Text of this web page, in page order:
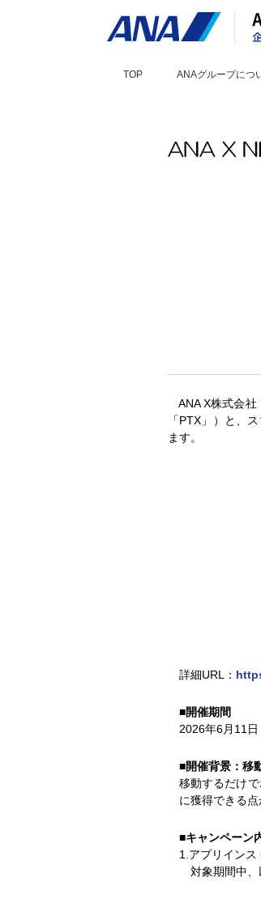
TOP ANAグループにつ
ANA X株式会社
「PTX」）と、
ます。
詳細URL：
■開催期間
2026年6月11
■開催背景：移
移動するだけ
に獲得できる
■キャンペーン
1.アプリインス
対象期間中、